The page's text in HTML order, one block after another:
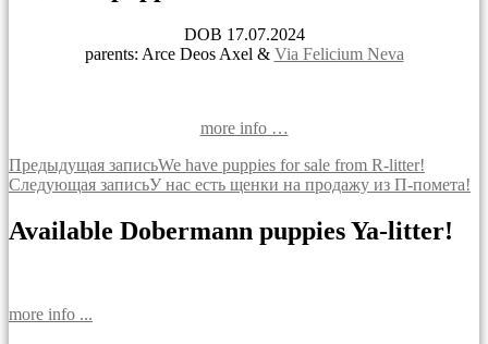
DOB 17.07.2024
parents: Arce Deos Axel & Via Felicium Neva
more info …
Навигация
по
записям
Предыдущая записьWe have puppies for sale from R-litter!
Следующая записьУ нас есть щенки на продажу из П-помета!
Available Dobermann puppies Ya-litter!
more info ...